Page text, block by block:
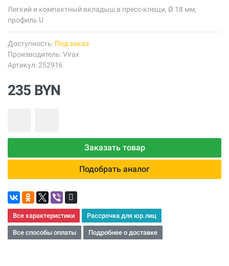
Легкий и компактный вкладыш в пресс-клещи, Ø 18 мм,
профиль U
Доступность: Под заказ
Производитель:Virax
Артикул: 252916
235 BYN
Заказать товар
Подобрать аналог
Все характеристики Рассрочка для юр.лиц
Все способы оплаты Подробнее о доставке